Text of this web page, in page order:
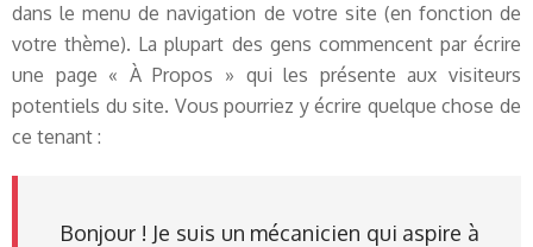
dans le menu de navigation de votre site (en fonction de
votre thème). La plupart des gens commencent par écrire
une page « À Propos » qui les présente aux visiteurs
potentiels du site. Vous pourriez y écrire quelque chose de
ce tenant :
Bonjour ! Je suis un mécanicien qui aspire à